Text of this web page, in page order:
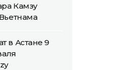
Камзу
в Астане 9